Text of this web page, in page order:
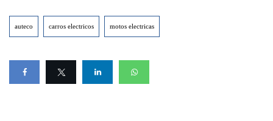
auteco carros electricos motos electricas